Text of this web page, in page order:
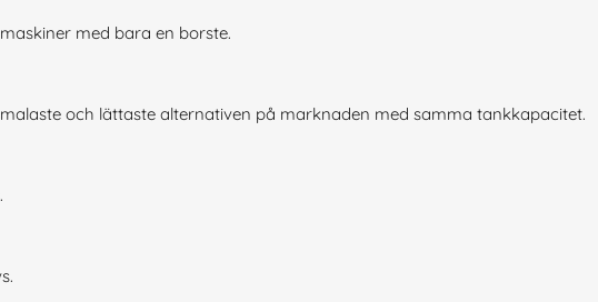
med bara en borste.
och lättaste alternativen på marknaden med samma tankkapacitet.